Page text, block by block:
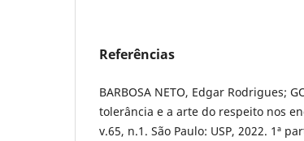
Referências
BARBOSA NETO, Edgar Rodrigues;
tolerância e a arte do respeito nos
v.65, n.1. São Paulo: USP, 2022. 1ª